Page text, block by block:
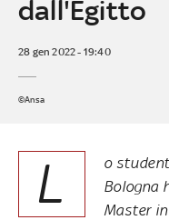
dall'Egitto
28 gen 2022 - 19:40
©Ansa
L
o
Bologna
Master